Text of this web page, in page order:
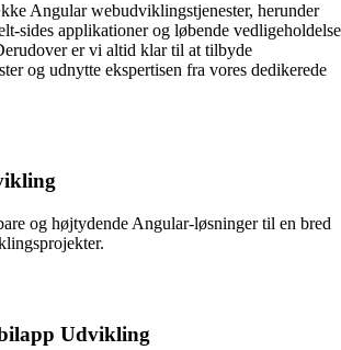
Angular webudviklingstjenester, herunder
sides applikationer og løbende vedligeholdelse
er vi altid klar til at tilbyde
og udnytte ekspertisen fra vores dedikerede
og højtydende Angular-løsninger til en bred
Udvikling